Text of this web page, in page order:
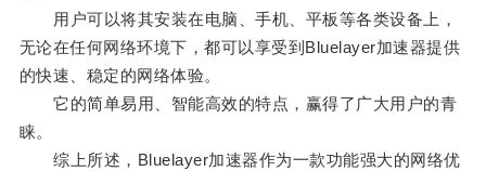
用户可以将其安装在电脑、手机、平板等各类设备上，
无论在任何网络环境下，都可以享受到Bluelayer加速器提供
的快速、稳定的网络体验。
它的简单易用、智能高效的特点，赢得了广大用户的青
睐。
综上所述，Bluelayer加速器作为一款功能强大的网络优